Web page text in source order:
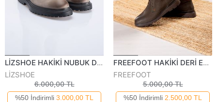
LİZSHOE HAKİKİ NUBUK DERİ ERKEK GÜNLÜK BOT PİK 05524K
LİZSHOE
6.000,00 TL
%50 İndirimli 3.000,00 TL
FREEFOOT HAKİKİ DERİ ERKEK BOT 6820-323K
FREEFOOT
5.000,00 TL
%50 İndirimli 2.500,00 TL